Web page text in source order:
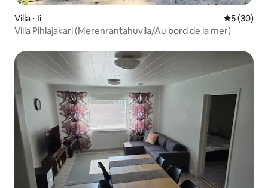
Villa ⋅ Ii
5 (30)
Villa Pihlajakari (Merenrantahuvila/Au bord de la mer)